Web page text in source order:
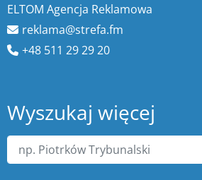
ELTOM Agencja Reklamowa
reklama@strefa.fm
+48 511 29 29 20
Wyszukaj więcej